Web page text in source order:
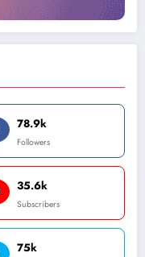
78.9k
Followers
35.6k
Subscribers
75k